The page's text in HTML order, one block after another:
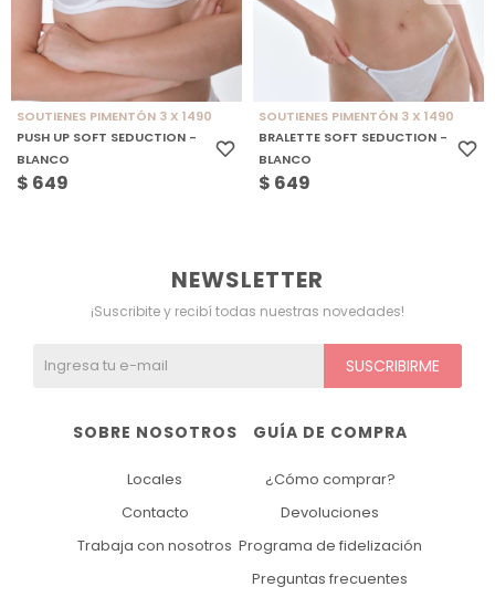
SOUTIENES PIMENTÓN 3 X 1490
PUSH UP SOFT SEDUCTION -
BLANCO
$ 649
SOUTIENES PIMENTÓN 3 X 1490
BRALETTE SOFT SEDUCTION -
BLANCO
$ 649
GUÍA DE COMPRA
¿Cómo comprar?
Devoluciones
Programa de fidelización
Preguntas frecuentes
SOBRE NOSOTROS
Locales
Contacto
Trabaja con nosotros
NEWSLETTER
¡Suscribite y recibí todas nuestras novedades!
SUSCRIBIRME